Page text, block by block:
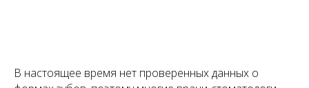
В настоящее время нет проверенных данных о